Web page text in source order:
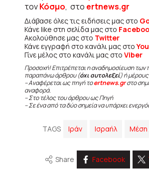
τονΚόσμο, στο ertnews.gr
Διάβασε όλες τις ειδήσεις μας στο
Κάνε like στη σελίδα μας στο
Ακολούθησε μας στο Twitter
Κάνε εγγραφή στο κανάλι μας στο
Γίνε μέλος στο κανάλι μας στο Viber
Προσοχή! Επιτρέπεται η αναδημοσίευση
παραπάνω άρθρου (όχι αυτολεξεί) ή
– Αναφέρεται ως πηγή τοertnews.grστο
αναφορά.
– Στο τέλος του άρθρου ως Πηγή
– Σε ένα από τα δύο σημεία να υπάρχει
TAGS Ιράν Ισραήλ Μέση
Share Facebook